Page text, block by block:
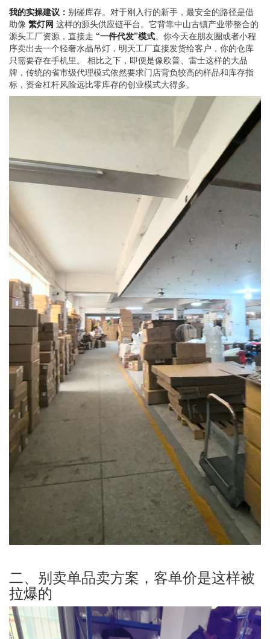
我的实操建议： 别碰库存。对于刚入行的新手，最安全的路径是借
助像 繁灯网 这样的源头供应链平台。它背靠中山古镇产业带整合的
源头工厂资源，直接走 “一件代发”模式。你今天在朋友圈或者小程
序卖出去一个轻奢水晶吊灯，明天工厂直接发货给客户，你的仓库
只需要存在手机里。 相比之下，即便是像欧普、雷士这样的大品
牌，传统的省市级代理模式依然要求门店背负较高的样品和库存指
标，资金杠杆风险远比零库存的创业模式大得多。
二、别卖单品卖方案，客单价是这样被
拉爆的